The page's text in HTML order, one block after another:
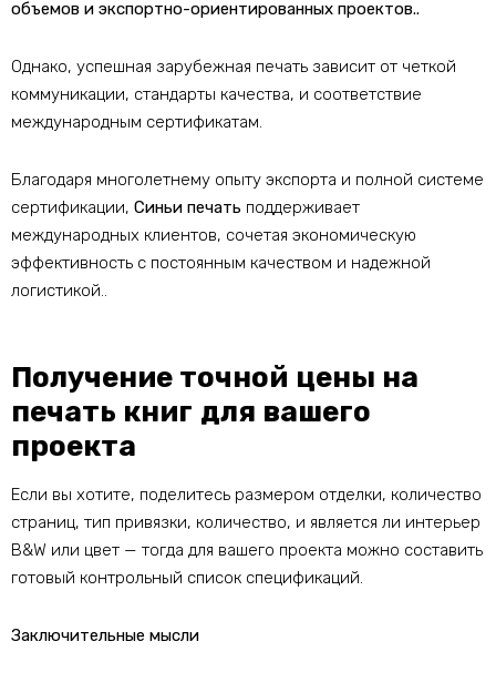
объемов и экспортно-ориентированных проектов..
Однако, успешная зарубежная печать зависит от четкой
коммуникации, стандарты качества, и соответствие
международным сертификатам.
Благодаря многолетнему опыту экспорта и полной системе
сертификации, Синьи печать поддерживает
международных клиентов, сочетая экономическую
эффективность с постоянным качеством и надежной
логистикой..
Получение точной цены на
печать книг для вашего
проекта
Если вы хотите, поделитесь размером отделки, количество
страниц, тип привязки, количество, и является ли интерьер
B&W или цвет — тогда для вашего проекта можно составить
готовый контрольный список спецификаций.
Заключительные мысли